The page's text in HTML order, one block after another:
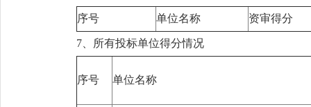
序号 单位名称 资审得分
7、所有投标单位得分情况
序号 单位名称